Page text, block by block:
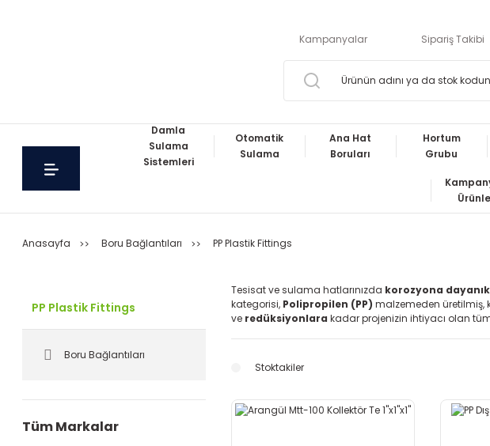
Kampanyalar Sipariş Takibi
Damla
Sulama
Sistemleri
Otomatik
Sulama
Ana Hat
Boruları
Hortum
Grubu
Anasayfa Boru Bağlantıları PP Plastik Fittings
PP Plastik Fittings
Boru Bağlantıları
Tüm Markalar
Tesisat ve sulama hatlarınızda korozyona
kategorisi, Polipropilen (PP) malzemeden üretilmiş,
ve redüksiyonlara kadar projenizin ihtiyacı olan
Stoktakiler